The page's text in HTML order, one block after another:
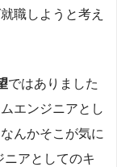
職しようと考え
ではありました
エンジニアとし
んかそこが気に
アとしてのキ